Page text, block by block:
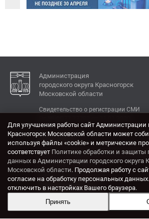
Администрация
городского округа Красногорск
Московской области
Свидетельство о регистрации СМИ
КОНТАКТЫ
Адрес: 143404, Московская
ул. Ленина, дом 4.
Электронная почта:
krasrn@mosreg.ru
Разработка и поддержка сайта ADN
Для улучшения работы сайт Администрации
Красногорск Московской области может
используя файлы «cookie» и метрические
соответствует Политике обработки и защиты
данных в Администрации городского округа
Московской области. Продолжая работу с
согласие на обработку персональных
отключить в настройках Вашего браузера.
Принять